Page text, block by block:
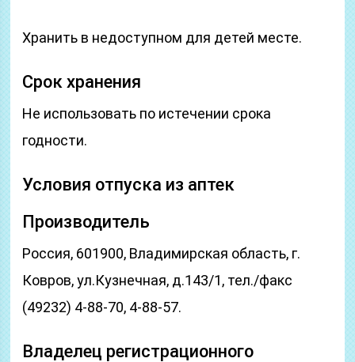
Хранить в недоступном для детей месте.
Срок хранения
Не использовать по истечении срока
годности.
Условия отпуска из аптек
Производитель
Россия, 601900, Владимирская область, г.
Ковров, ул.Кузнечная, д.143/1, тел./факс
(49232) 4-88-70, 4-88-57.
Владелец регистрационного